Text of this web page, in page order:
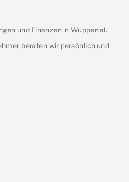
und Finanzen in Wuppertal.
beraten wir persönlich und